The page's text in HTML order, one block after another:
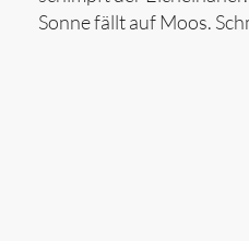
Sonne fällt auf Moos.